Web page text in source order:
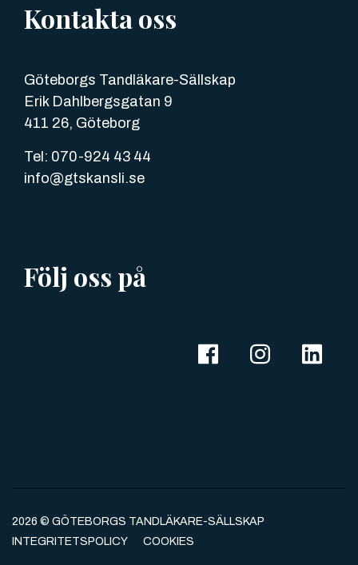
Kontakta oss
Göteborgs Tandläkare-Sällskap
Erik Dahlbergsgatan 9
411 26, Göteborg
Tel: 070-924 43 44
info@gtskansli.se
Följ oss på
2026 © GÖTEBORGS TANDLÄKARE-SÄLLSKAP
INTEGRITETSPOLICY
COOKIES